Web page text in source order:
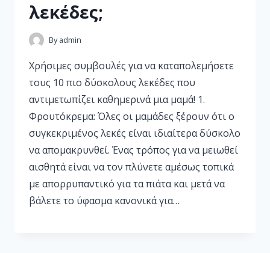
λεκέδες;
By admin
Χρήσιμες συμβουλές για να καταπολεμήσετε
τους 10 πιο δύσκολους λεκέδες που
αντιμετωπίζει καθημερινά μια μαμά! 1.
Φρουτόκρεμα: Όλες οι μαμάδες ξέρουν ότι ο
συγκεκριμένος λεκές είναι ιδιαίτερα δύσκολο
να απομακρυνθεί. Ένας τρόπος για να μειωθεί
αισθητά είναι να τον πλύνετε αμέσως τοπικά
με απορρυπαντικό για τα πιάτα και μετά να
βάλετε το ύφασμα κανονικά για…